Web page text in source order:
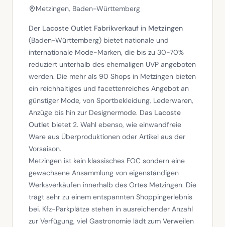
Metzingen, Baden-Württemberg
Der Lacoste Outlet Fabrikverkauf in Metzingen
(Baden-Württemberg) bietet nationale und
internationale Mode-Marken, die bis zu 30-70%
reduziert unterhalb des ehemaligen UVP angeboten
werden. Die mehr als 90 Shops in Metzingen bieten
ein reichhaltiges und facettenreiches Angebot an
günstiger Mode, von Sportbekleidung, Lederwaren,
Anzüge bis hin zur Designermode. Das Lacoste
Outlet bietet 2. Wahl ebenso, wie einwandfreie
Ware aus Überproduktionen oder Artikel aus der
Vorsaison.
Metzingen ist kein klassisches FOC sondern eine
gewachsene Ansammlung von eigenständigen
Werksverkäufen innerhalb des Ortes Metzingen. Die
trägt sehr zu einem entspannten Shoppingerlebnis
bei. Kfz-Parkplätze stehen in ausreichender Anzahl
zur Verfügung, viel Gastronomie lädt zum Verweilen